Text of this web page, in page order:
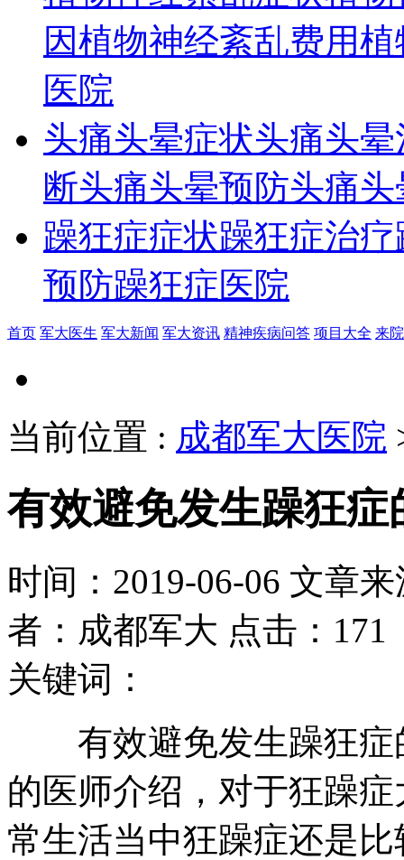
因植物神经紊乱费用植
医院
头痛头晕症状头痛头
断头痛头晕预防头痛
躁狂症症状躁狂症治疗
预防躁狂症医院
首页 军大医生 军大新闻 军大资讯 精神疾病问答 项目大全 来
当前位置 : 成都军大医院
有效避免发生躁狂症
时间：2019-06-06 文章
者：成都军大 点击：171
关键词：
有效避免发生躁狂症
的医师介绍，对于狂躁
常生活当中狂躁症还是